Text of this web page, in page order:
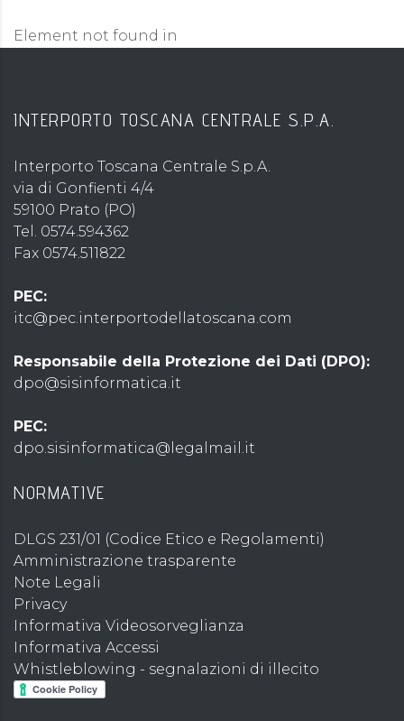
Element not found in
INTERPORTO TOSCANA CENTRALE S.P.A.
Interporto Toscana Centrale S.p.A.
via di Gonfienti 4/4
59100 Prato (PO)
Tel. 0574.594362
Fax 0574.511822
PEC:
itc@pec.interportodellatoscana.com
Responsabile della Protezione dei Dati (DPO):
dpo@sisinformatica.it
PEC:
dpo.sisinformatica@legalmail.it
NORMATIVE
DLGS 231/01 (Codice Etico e Regolamenti)
Amministrazione trasparente
Note Legali
Privacy
Informativa Videosorveglianza
Informativa Accessi
Whistleblowing - segnalazioni di illecito